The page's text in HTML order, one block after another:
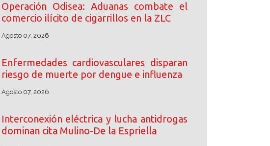
Operación Odisea: Aduanas combate el
comercio ilícito de cigarrillos en la ZLC
Agosto 07, 2026
Enfermedades cardiovasculares disparan
riesgo de muerte por dengue e influenza
Agosto 07, 2026
Interconexión eléctrica y lucha antidrogas
dominan cita Mulino-De la Espriella